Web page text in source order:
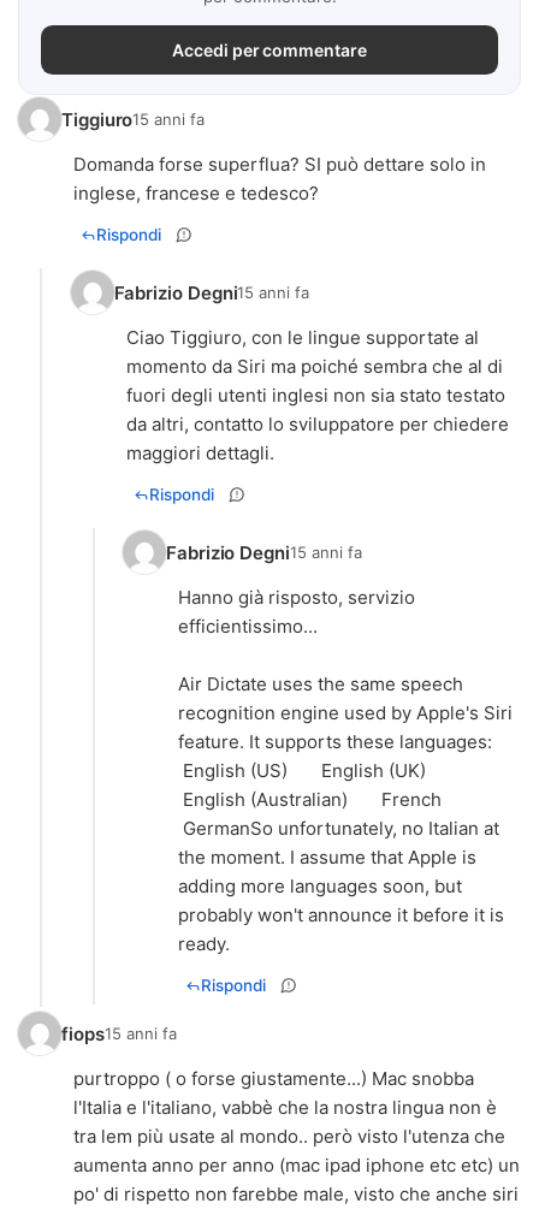
Accedi per commentare
Tiggiuro15 anni fa
Domanda forse superflua? SI può dettare solo in
inglese, francese e tedesco?
Rispondi
Fabrizio Degni15 anni fa
Ciao Tiggiuro, con le lingue supportate al
momento da Siri ma poiché sembra che al di
fuori degli utenti inglesi non sia stato testato
da altri, contatto lo sviluppatore per chiedere
maggiori dettagli.
Rispondi
Fabrizio Degni15 anni fa
Hanno già risposto, servizio
efficientissimo...
Air Dictate uses the same speech
recognition engine used by Apple's Siri
feature. It supports these languages:
English (US) English (UK)
English (Australian) French
GermanSo unfortunately, no Italian at
the moment. I assume that Apple is
adding more languages soon, but
probably won't announce it before it is
ready.
Rispondi
fiops15 anni fa
purtroppo ( o forse giustamente...) Mac snobba
l'Italia e l'italiano, vabbè che la nostra lingua non è
tra lem più usate al mondo.. però visto l'utenza che
aumenta anno per anno (mac ipad iphone etc etc) un
po' di rispetto non farebbe male, visto che anche siri